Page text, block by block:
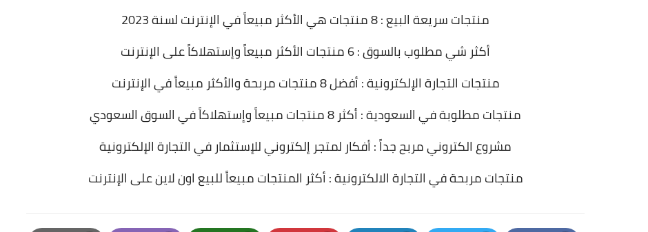
منتجات سريعة البيع : 8 منتجات هي الأكثر مبيعاً في الإنترنت لسنة 2023
أكثر شي مطلوب بالسوق : 6 منتجات الأكثر مبيعاً وإستهلاكاً على الإنترنت
منتجات التجارة الإلكترونية : أفضل 8 منتجات مربحة والأكثر مبيعاً في الإنترنت
منتجات مطلوبة في السعودية : أكثر 8 منتجات مبيعاً وإستهلاكاً في السوق السعودي
مشروع الكتروني مربح جداً : أفكار لمتجر إلكتروني للإستثمار في التجارة الإلكترونية
منتجات مربحة في التجارة الالكترونية : أكثر المنتجات مبيعاً للبيع اون لاين على الإنترنت